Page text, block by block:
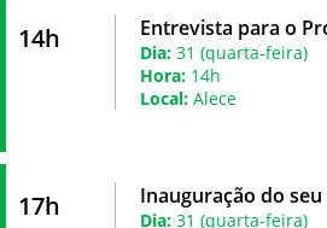
14h Entrevista para o
Dia: 31 (quarta-feira)
Hora: 14h
Local: Alece
17h Inauguração do
Dia: 31 (quarta-feira)